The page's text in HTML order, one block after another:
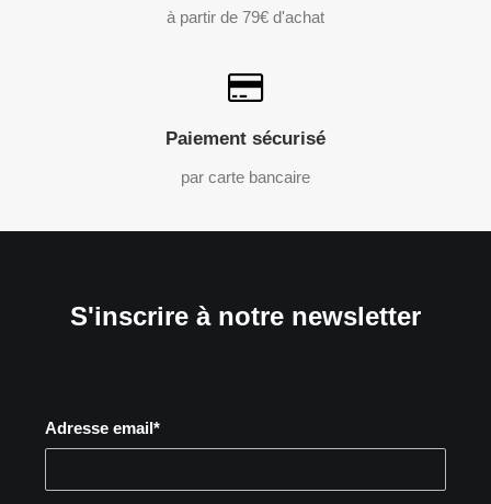
à partir de 79€ d'achat
Paiement sécurisé
par carte bancaire
S'inscrire à notre newsletter
Adresse email*